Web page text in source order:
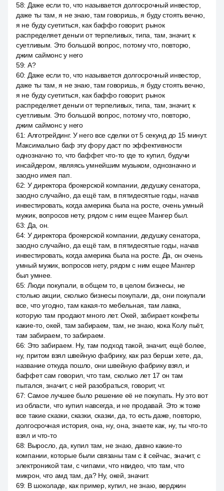
58: Даже если то, что называется долгосрочный инвестор,
даже ты там, я не знаю, там говоришь, я буду стоять вечно,
я не буду суетиться, как баффо говорит, рынок
распределяет деньги от терпеливых, типа, там, значит, к
суетливым. Это большой вопрос, потому что, повторю,
джим саймонс у него
59: А?
60: Даже если то, что называется долгосрочный инвестор,
даже ты там, я не знаю, там говоришь, я буду стоять вечно,
я не буду суетиться, как баффо говорит, рынок
распределяет деньги от терпеливых, типа, там, значит, к
суетливым. Это большой вопрос, потому что, повторю,
джим саймонс у него
61: Алготрейдинг. У него все сделки от 5 секунд до 15 минут.
Максимально баф эту фору даст по эффективности
однозначно то, что баффет что-то где то купил, будучи
инсайдером, являясь умнейшим музыком, однозначно и
заодно имея пап.
62: У директора брокерской компании, дедушку сенатора,
заодно случайно, да ещё там, в пятидесятые годы, начав
инвестировать, когда америка была на росте, очень умный
мужик, вопросов нету, рядом с ним ещее Мангер был.
63: Да, он.
64: У директора брокерской компании, дедушку сенатора,
заодно случайно, да ещё там, в пятидесятые годы, начав
инвестировать, когда америка была на росте. Да, он очень
умный мужик, вопросов нету, рядом с ним ещее Мангер
был умнее.
65: Люди покупали, в общем то, в целом бизнесы, не
столько акции, сколько бизнесы покупали, да, они покупали
все, что угодно, там какая-то мебельная, там лавка,
которую там продают много лет. Окей, забирает конфеты
какие-то, окей, там забираем, там, не знаю, кока Колу пьёт,
там забираем, то забираем.
66: Это забираем. Ну, там подход такой, значит, ещё более,
ну, притом взял швейную фабрику, как раз берши хете, да,
название откуда пошло, они швейную фабрику взял, и
баффет сам говорил, что там, сколько лет 17 он там
пытался, значит, с ней разобраться, говорит, чт.
67: Самое лучшее было решение её не покупать. Ну это вот
из области, что купил навсегда, и не продавай. Это ж тоже
все такие сказки, сказки, сказки, да, то есть даже, повторю,
долгосрочная история, она, ну, она, знаете как, ну, ты что-то
взял и что-то
68: Выросло, да, купил там, не знаю, давно какие-то
компании, которые были связаны там с it сейчас, значит, с
электроникой там, с чипами, что нвидео, что там, что
микрон, что амд там, да? Ну, окей, значит.
69: В шоколаде, как пример, купил, не знаю, верджин